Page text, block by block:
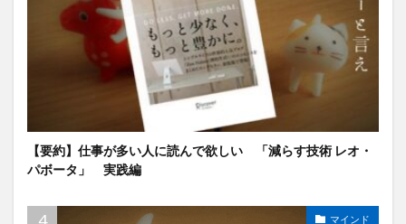
【要約】仕事が多い人に読んで欲しい 「減らす技術 レオ・
パボータ」 実践編
マインド